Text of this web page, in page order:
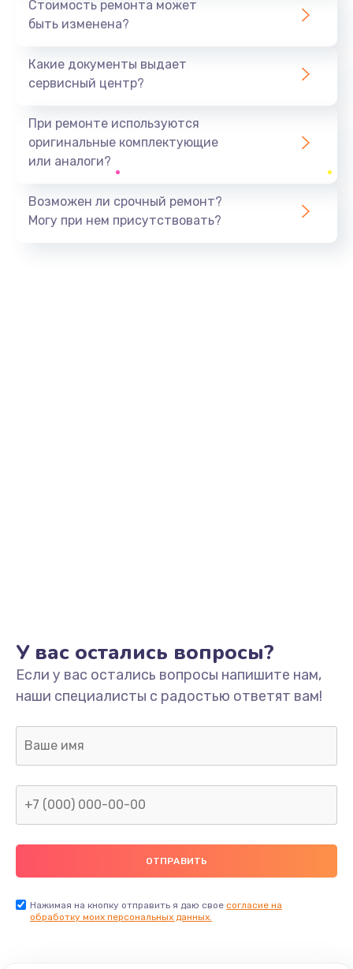
Ремонт южного моста
Замена батарейки BIOS
Заказать
Замена/Pемонт карбюратора
1300 руб.
Заказать
Ремонт капиллярной трубки
400 руб.
Заказать
Стоимость ремонта может
быть изменена?
Какие документы выдает
сервисный центр?
При ремонте используются
оригинальные комплектующие
или аналоги?
Возможен ли срочный ремонт?
Могу при нем присутствовать?
У вас остались вопросы?
Если у вас остались вопросы напишите нам,
наши специалисты с радостью ответят вам!
Нажимая на кнопку отправить я даю свое согласие на
обработку моих персональных данных.